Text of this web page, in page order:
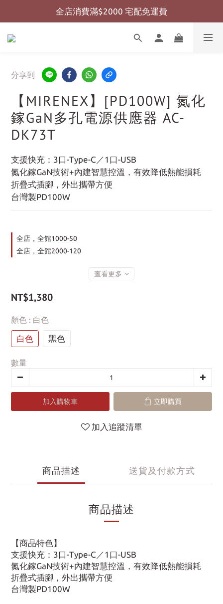
全店消費滿$999 超商免運費
全店消費滿$2000 宅配免運費
全店消費滿$999 超商免運費
分享到
【MIRENEX】[PD100W] 氮化
鎵GaN多孔電源供應器 AC-
DK73T
支援快充：3口-Type-C／1口-USB
氮化鎵GaN技術+內建智慧控溫，有效降低熱能損耗
折疊式插腳，外出攜帶方便
台灣製PD100W
全店，全館1000-50
全店，全館2000-120
查看更多
NT$1,380
顏色 : 白色
白色 黑色
數量
加入購物車 立即購買
加入追蹤清單
商品描述 送貨及付款方式
商品描述
【商品特色】
支援快充：3口-Type-C／1口-USB
氮化鎵GaN技術+內建智慧控溫，有效降低熱能損耗
折疊式插腳，外出攜帶方便
台灣製PD100W